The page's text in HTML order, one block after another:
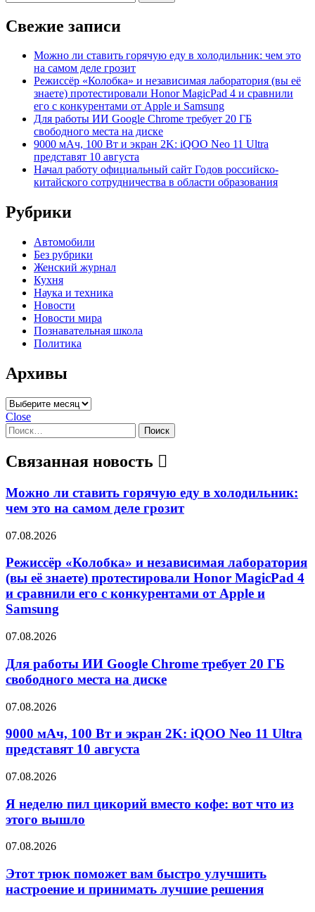
Свежие записи
Можно ли ставить горячую еду в холодильник: чем это
на самом деле грозит
Режиссёр «Колобка» и независимая лаборатория (вы её
знаете) протестировали Honor MagicPad 4 и сравнили
его с конкурентами от Apple и Samsung
Для работы ИИ Google Chrome требует 20 ГБ
свободного места на диске
9000 мАч, 100 Вт и экран 2K: iQOO Neo 11 Ultra
представят 10 августа
Начал работу официальный сайт Годов российско-
китайского сотрудничества в области образования
Рубрики
Автомобили
Без рубрики
Женский журнал
Кухня
Наука и техника
Новости
Новости мира
Познавательная школа
Политика
Архивы
Архивы
Close
Найти:
Связанная новость
Можно ли ставить горячую еду в холодильник:
чем это на самом деле грозит
07.08.2026
Режиссёр «Колобка» и независимая лаборатория
(вы её знаете) протестировали Honor MagicPad 4
и сравнили его с конкурентами от Apple и
Samsung
07.08.2026
Для работы ИИ Google Chrome требует 20 ГБ
свободного места на диске
07.08.2026
9000 мАч, 100 Вт и экран 2K: iQOO Neo 11 Ultra
представят 10 августа
07.08.2026
Я неделю пил цикорий вместо кофе: вот что из
этого вышло
07.08.2026
Этот трюк поможет вам быстро улучшить
настроение и принимать лучшие решения